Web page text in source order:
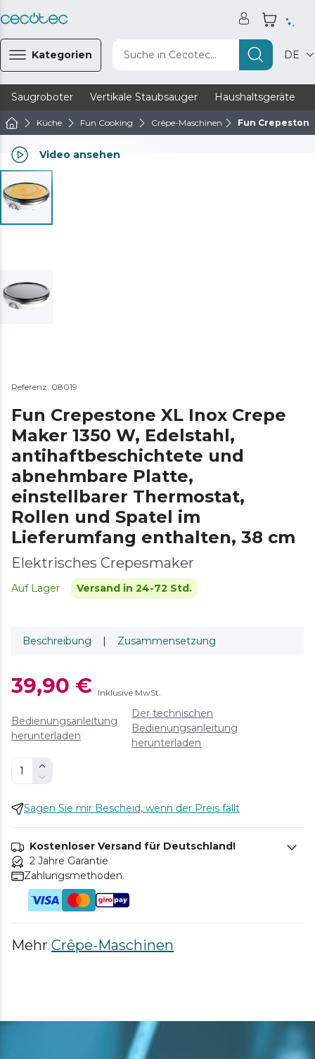
Kategorien Suche in Cecotec... DE
Saugroboter Vertikale Staubsauger Haushaltsgeräte
Küche Fun Cooking Crêpe-Maschinen Fun
Video ansehen
Referenz: 08019
Fun Crepestone XL Inox Crepe
Maker 1350 W, Edelstahl,
antihaftbeschichtete und
abnehmbare Platte,
einstellbarer Thermostat,
Rollen und Spatel im
Lieferumfang enthalten, 38 cm
Elektrisches Crepesmaker
Auf Lager Versand in 24-72 Std.
Beschreibung Zusammensetzung
39,90 € Inklusive MwSt.
Bedienungsanleitung
herunterladen
Der technischen
Bedienungsanleitung
herunterladen
Sagen Sie mir Bescheid, wenn der Preis fällt
Kostenloser Versand für Deutschland!
2 Jahre Garantie
Zahlungsmethoden.
Mehr Crêpe-Maschinen